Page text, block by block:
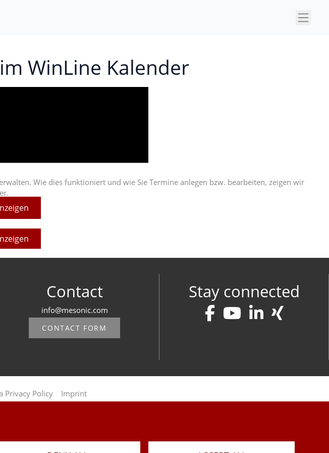
×
WinLine Kalender
Wie dies funktioniert und wie Sie Termine anlegen bzw. bearbeiten, zeigen wir
Contact
info@mesonic.com
CONTACT FORM
Stay connected
Privacy Policy Imprint
Update 06.08.2026